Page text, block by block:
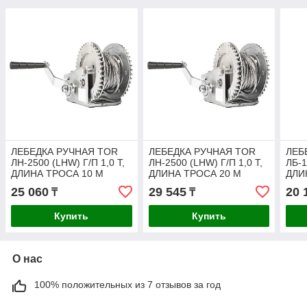
ЛЕБЕДКА РУЧНАЯ TOR
ЛН-2500 (LHW) Г/П 1,0 Т,
ДЛИНА ТРОСА 10 М
25 060 ₸
Купить
ЛЕБЕДКА РУЧНАЯ TOR
ЛН-2500 (LHW) Г/П 1,0 Т,
ДЛИНА ТРОСА 20 М
29 545₸
Купить
ЛБ-
20
О нас
100% положительных из 7 отзывов за год